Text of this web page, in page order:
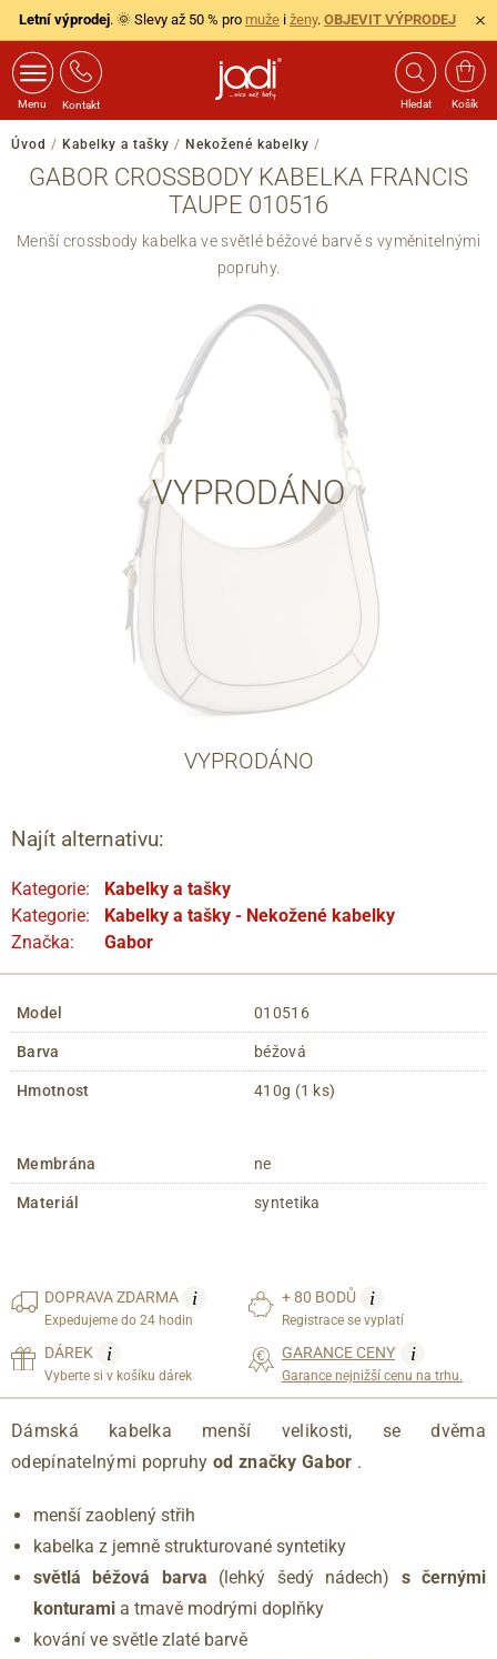
Letní výprodej. 🌞 Slevy až 50 % pro muže i ženy. OBJEVIT VÝPRODEJ
Menu Kontakt Hledat Košík
Úvod / Kabelky a tašky / Nekožené kabelky /
GABOR CROSSBODY KABELKA FRANCIS
TAUPE 010516
Menší crossbody kabelka ve světlé béžové barvě s vyměnitelnými
popruhy.
VYPRODÁNO
VYPRODÁNO
Najít alternativu:
Kategorie:
Kabelky a tašky
Kategorie:
Kabelky a tašky - Nekožené kabelky
Značka:
Gabor
Model 010516
Barva béžová
Hmotnost 410g (1 ks)
Membrána ne
Materiál syntetika
DOPRAVAZDARMA i
Expedujeme do 24 hodin
+ 80 BODŮ i
Registrace se vyplatí
DÁREK i
Vyberte si v košíku dárek
GARANCE CENY i
Garance nejnižší cenu na trhu.
Dámská kabelka menší velikosti, se dvěma
odepínatelnými popruhy od značky Gabor .
menší zaoblený střih
kabelka z jemně strukturované syntetiky
světlá béžová barva (lehký šedý nádech) s černými
konturami a tmavě modrými doplňky
kování ve světle zlaté barvě